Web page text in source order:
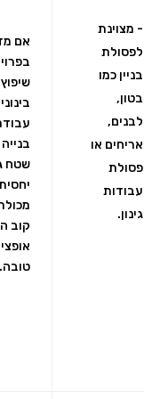
- מצוינת
לפסולת
בניין כמו
בטון,
לבנים,
אריחים או
פסולת
עבודות
גינון.
אם
שיפוץ
שטח
קוב